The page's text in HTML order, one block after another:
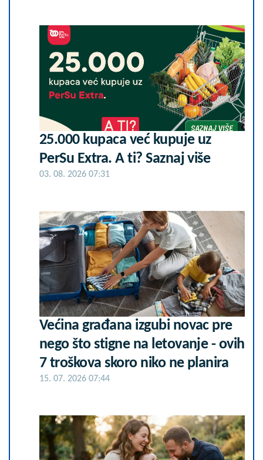
25.000 kupaca već kupuje uz
PerSu Extra. A ti? Saznaj više
03. 08. 2026 07:31
Većina građana izgubi novac pre
nego što stigne na letovanje - ovih
7 troškova skoro niko ne planira
15. 07. 2026 07:44